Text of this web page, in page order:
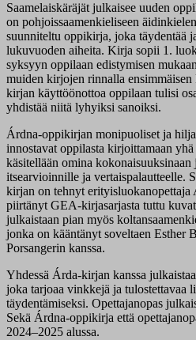
Saamelaiskäräjät julkaisee uuden
on pohjoissaamenkieliseen
suunniteltu oppikirja, joka täydentää
lukuvuoden aiheita. Kirja sopii 1.
syksyyn oppilaan edistymisen
muiden kirjojen rinnalla
kirjan käyttöönottoa oppilaan tulisi
yhdistää niitä lyhyiksi sanoiksi.
Árdna-oppikirjan monipuoliset ja
innostavat oppilasta kirjoittamaan
käsitellään omina
itsearvioinnille ja vertaispalautteelle.
kirjan on tehnyt
piirtänyt GEA-kirjasarjasta tuttu
julkaistaan pian myös
jonka on kääntänyt soveltaen Esther
Porsangerin kanssa.
Yhdessä Árda-kirjan kanssa
joka tarjoaa vinkkejä ja tulostettavaa
täydentämiseksi. Opettajanopas
Sekä Árdna-oppikirja että
2024–2025 alussa.